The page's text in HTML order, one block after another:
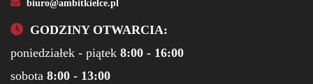
biuro@ambitkielce.pl
GODZINY OTWARCIA:
poniedziałek - piątek 8:00 - 16:00
sobota 8:00 - 13:00